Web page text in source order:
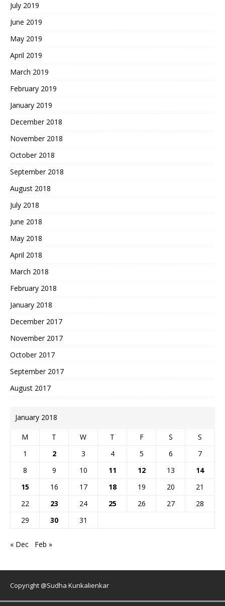
July 2019
June 2019
May 2019
April 2019
March 2019
February 2019
January 2019
December 2018
November 2018
October 2018
September 2018
August 2018
July 2018
June 2018
May 2018
April 2018
March 2018
February 2018
January 2018
December 2017
November 2017
October 2017
September 2017
August 2017
January 2018
M T W T F S
S
1
2 3 4 5 6
7
8
9 10 11 12 13
14
15
16 17 18 19 20
21
22
23 24 25 26 27
28
29
30 31
« Dec Feb »
Copyright @Sudha Kunkalienkar